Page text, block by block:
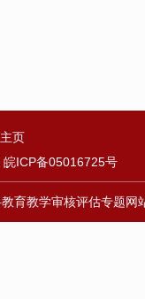
页
皖ICP备05016725号
育教学审核评估专题网